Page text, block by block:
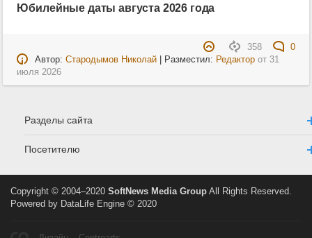
Юбилейные даты августа 2026 года
358
0
Автор: Стародымов Николай| Разместил: Редакторот 31
июля 2026
Разделы сайта
Посетителю
Copyright © 2004–2020 SoftNews Media Group All Rights Reserved.
Powered by DataLife Engine © 2020